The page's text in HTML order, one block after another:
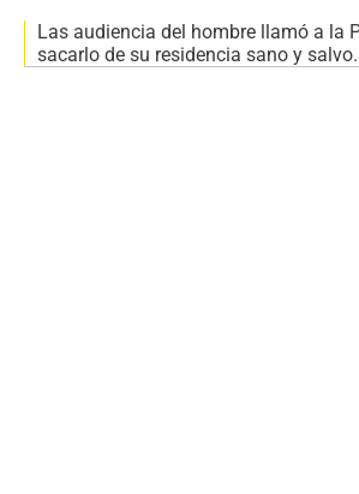
Las audiencia del hombre llamó a la
sacarlo de su residencia sano y salvo.